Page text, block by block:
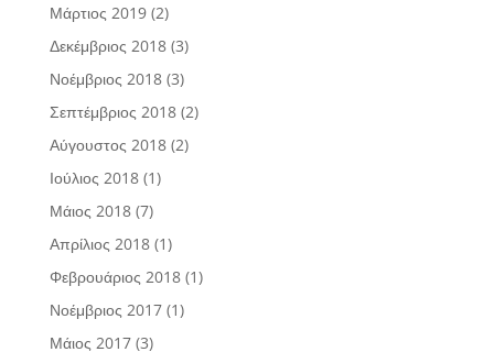
Μάρτιος 2019(2)
Δεκέμβριος 2018(3)
Νοέμβριος 2018(3)
Σεπτέμβριος 2018(2)
Αύγουστος 2018(2)
Ιούλιος 2018(1)
Μάιος 2018(7)
Απρίλιος 2018(1)
Φεβρουάριος 2018(1)
Νοέμβριος 2017(1)
Μάιος 2017(3)